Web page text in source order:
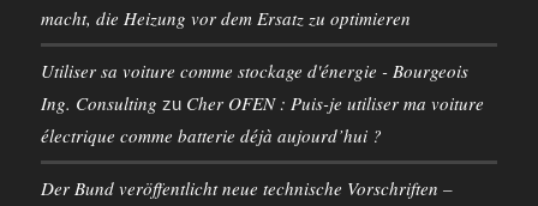
macht, die Heizung vor dem Ersatz zu optimieren
Utiliser sa voiture comme stockage d'énergie - Bourgeois
Ing. Consulting zu Cher OFEN : Puis-je utiliser ma voiture
électrique comme batterie déjà aujourd’hui ?
Der Bund veröffentlicht neue technische Vorschriften –